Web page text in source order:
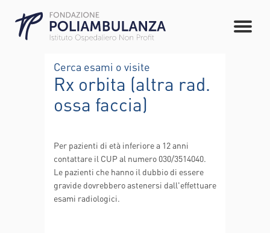
Cerca esami o visite
Rx orbita (altra rad.
ossa faccia)
Per pazienti di età inferiore a 12 anni
contattare il CUP al numero 030/3514040.
Le pazienti che hanno il dubbio di essere
gravide dovrebbero astenersi dall'effettuare
esami radiologici.